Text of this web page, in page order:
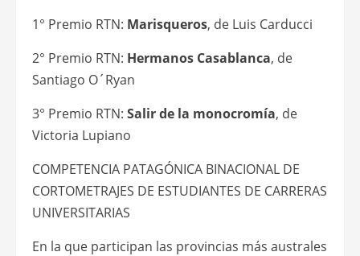
1° Premio RTN: Marisqueros, de Luis Carducci
2° Premio RTN: Hermanos Casablanca, de
Santiago O´Ryan
3° Premio RTN: Salir de la monocromía, de
Victoria Lupiano
COMPETENCIA PATAGÓNICA BINACIONAL DE
CORTOMETRAJES DE ESTUDIANTES DE CARRERAS
UNIVERSITARIAS
En la que participan las provincias más australes